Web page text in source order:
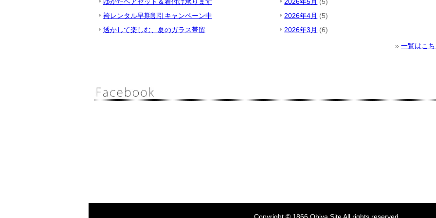
袴レンタル早期割引キャンペーン中
透かして楽しむ、夏のガラス帯留
2026年4月 (5)
2026年3月 (6)
» 一覧はこ